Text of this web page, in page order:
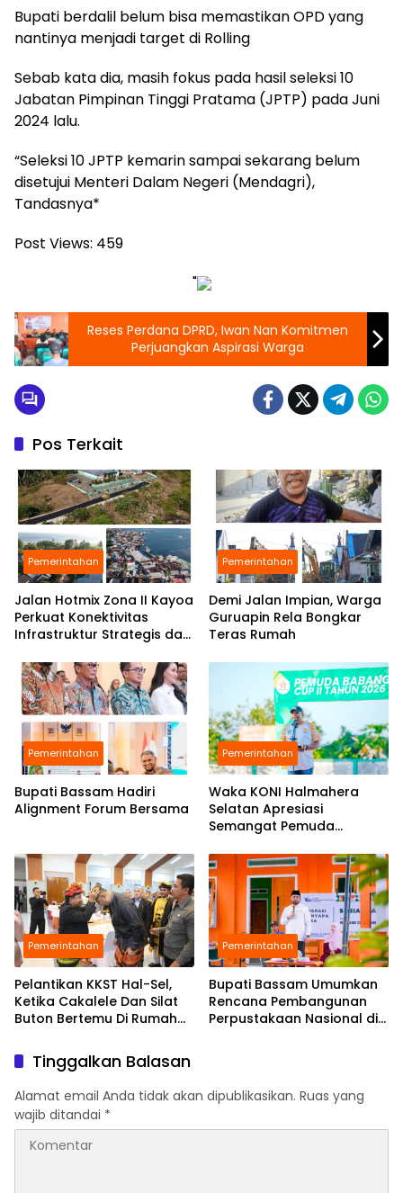
Bupati berdalil belum bisa memastikan OPD yang
nantinya menjadi target di Rolling
Sebab kata dia, masih fokus pada hasil seleksi 10
Jabatan Pimpinan Tinggi Pratama (JPTP) pada Juni
2024 lalu.
“Seleksi 10 JPTP kemarin sampai sekarang belum
disetujui Menteri Dalam Negeri (Mendagri),
Tandasnya*
Post Views: 459
"
Reses Perdana DPRD, Iwan Nan Komitmen
Perjuangkan Aspirasi Warga
Pos Terkait
Pemerintahan
Jalan Hotmix Zona II Kayoa
Perkuat Konektivitas
Infrastruktur Strategis dan
Pemerintahan
Demi Jalan Impian, Warga
Guruapin Rela Bongkar
Teras Rumah
Pemerintahan
Bupati Bassam Hadiri
Alignment Forum Bersama
Pemerintahan
Waka KONI Halmahera
Selatan Apresiasi
Semangat Pemuda
Sepak Bola di Tengah
Efisiensi Anggaran
Pemerintahan
Pelantikan KKST Hal-Sel,
Ketika Cakalele Dan Silat
Buton Bertemu Di Rumah
Pemerintahan
Bupati Bassam Umumkan
Rencana Pembangunan
Perpustakaan Nasional di
Tinggalkan Balasan
Alamat email Anda tidak akan dipublikasikan. Ruas yang
wajib ditandai *